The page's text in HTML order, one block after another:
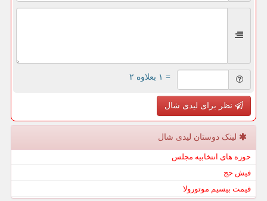
= ۱ بعلاوه ۲
نظر برای لیدی شال
لینک دوستان لیدی شال
حوزه های انتخابیه مجلس
فیش حج
قیمت بیسیم موتورولا